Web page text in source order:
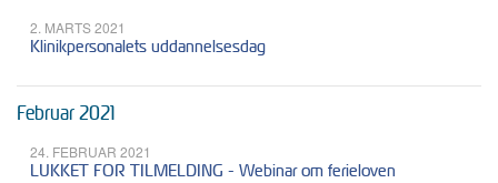
2. MARTS 2021
Klinikpersonalets uddannelsesdag
Februar 2021
24. FEBRUAR 2021
LUKKET FOR TILMELDING - Webinar om ferieloven